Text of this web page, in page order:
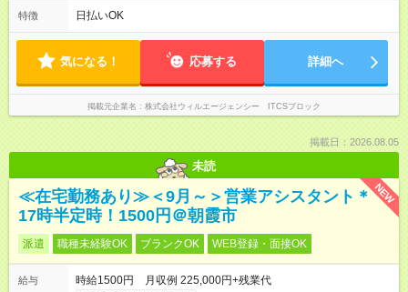
特徴 日払いOK
気になる！ 応募する 詳細へ
掲載元企業名 株式会社ウィルエージェンシー ITCSブロック
掲載日：2026.08.05
未読
NEW
≪在宅勤務あり≫＜9月～＞営業アシスタント＊
17時半定時！1500円＠朝霞市
派遣 職種未経験OK ブランクOK WEB登録・面接OK
給与
時給1500円 月収例 225,000円+残業代